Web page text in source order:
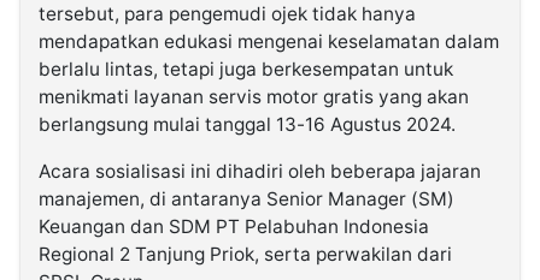
tersebut, para pengemudi ojek tidak hanya
mendapatkan edukasi mengenai keselamatan dalam
berlalu lintas, tetapi juga berkesempatan untuk
menikmati layanan servis motor gratis yang akan
berlangsung mulai tanggal 13-16 Agustus 2024.
Acara sosialisasi ini dihadiri oleh beberapa jajaran
manajemen, di antaranya Senior Manager (SM)
Keuangan dan SDM PT Pelabuhan Indonesia
Regional 2 Tanjung Priok, serta perwakilan dari